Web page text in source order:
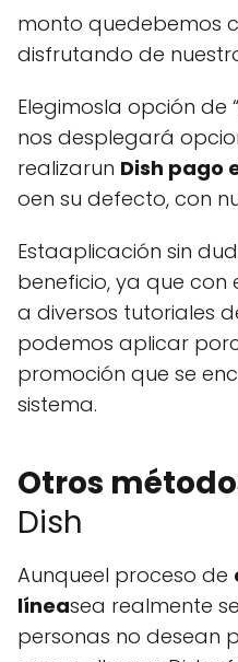
monto quedebemos
disfrutando de
Elegimosla opción de
nos desplegará
realizarun Dish pago
oen su defecto, con
Estaaplicación sin
beneficio, ya que
a diversos tutoriales
podemos aplicar
promoción que se
sistema.
Otros
Dish
Aunqueel proceso de
líneasea realmente
personas no desean